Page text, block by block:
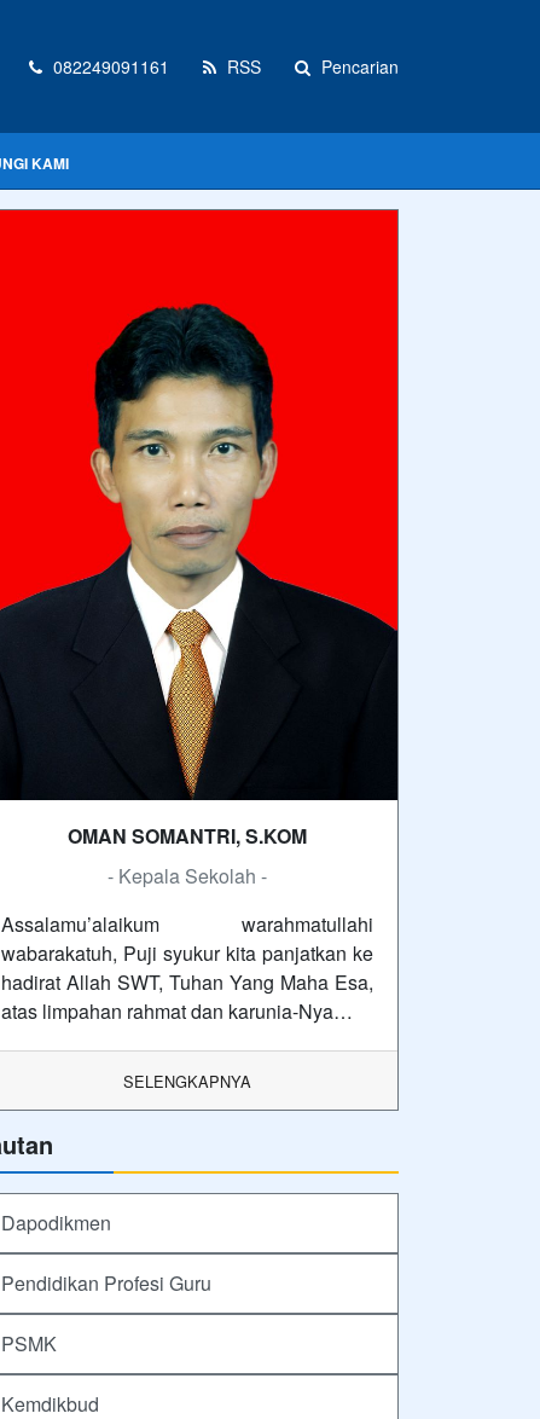
082249091161 RSS Pencarian
KAMI
OMAN SOMANTRI, S.KOM
- Kepala Sekolah -
Assalamu’alaikum warahmatullahi
wabarakatuh, Puji syukur kita panjatkan ke
hadirat Allah SWT, Tuhan Yang Maha Esa,
atas limpahan rahmat dan karunia-Nya…
SELENGKAPNYA
Dapodikmen
Pendidikan Profesi Guru
PSMK
Kemdikbud